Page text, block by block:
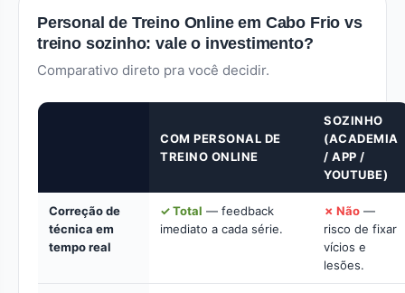
Personal de Treino Online em Cabo Frio vs
treino sozinho: vale o investimento?
Comparativo direto pra você decidir.
COM PERSONAL DE
TREINO ONLINE
SOZINHO
(ACADEMIA
/ APP /
YOUTUBE)
Correção de
técnica em
tempo real
✓ Total — feedback
imediato a cada série.
✗ Não —
risco de fixar
vícios e
lesões.